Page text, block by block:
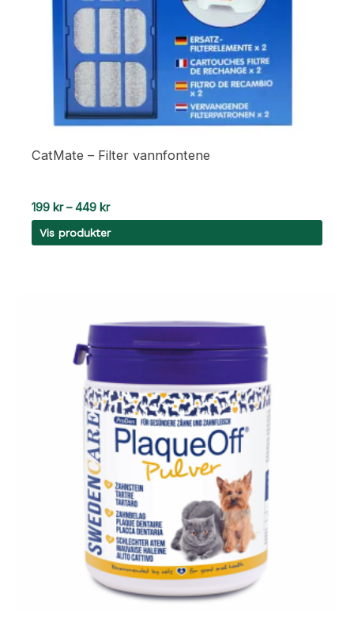
CatMate – Filter vannfontene
199 kr – 449 krPrisområde:
199 kr
til
449 kr
Vis produkter